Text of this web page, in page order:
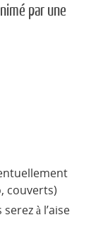
par une
couverts)
à l’aise